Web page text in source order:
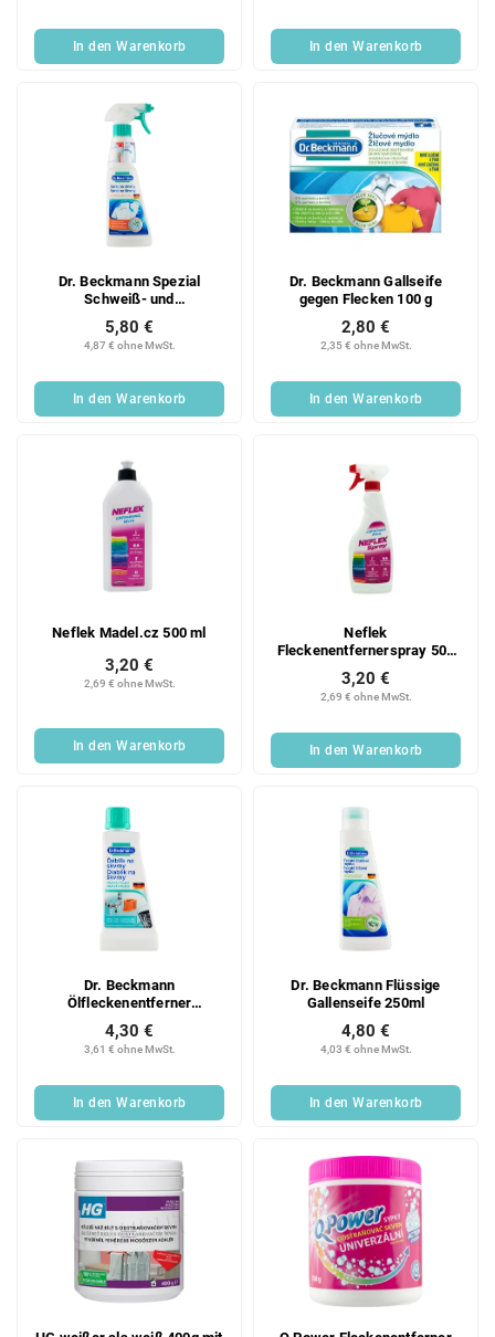
In den Warenkorb In den Warenkorb
Dr. Beckmann Spezial
Schweiß- und
aktivem Geruchsentferner
im Spray 250 ml
4,87 € ohne MwSt.
5,80 €
In den Warenkorb
Dr. Beckmann Gallseife
gegen Flecken 100 g
2,35 € ohne MwSt.
2,80 €
In den Warenkorb
Neflek Madel.cz 500 ml
2,69 € ohne MwSt.
3,20 €
In den Warenkorb
Neflek
Fleckenentfernerspray 500
ml
2,69 € ohne MwSt.
3,20 €
In den Warenkorb
Dr. Beckmann
Ölfleckenentferner
Schmierwachs Teer 50 ml
3,61 € ohne MwSt.
4,30 €
In den Warenkorb
Dr. Beckmann Flüssige
Gallenseife 250ml
4,03 € ohne MwSt.
4,80 €
In den Warenkorb